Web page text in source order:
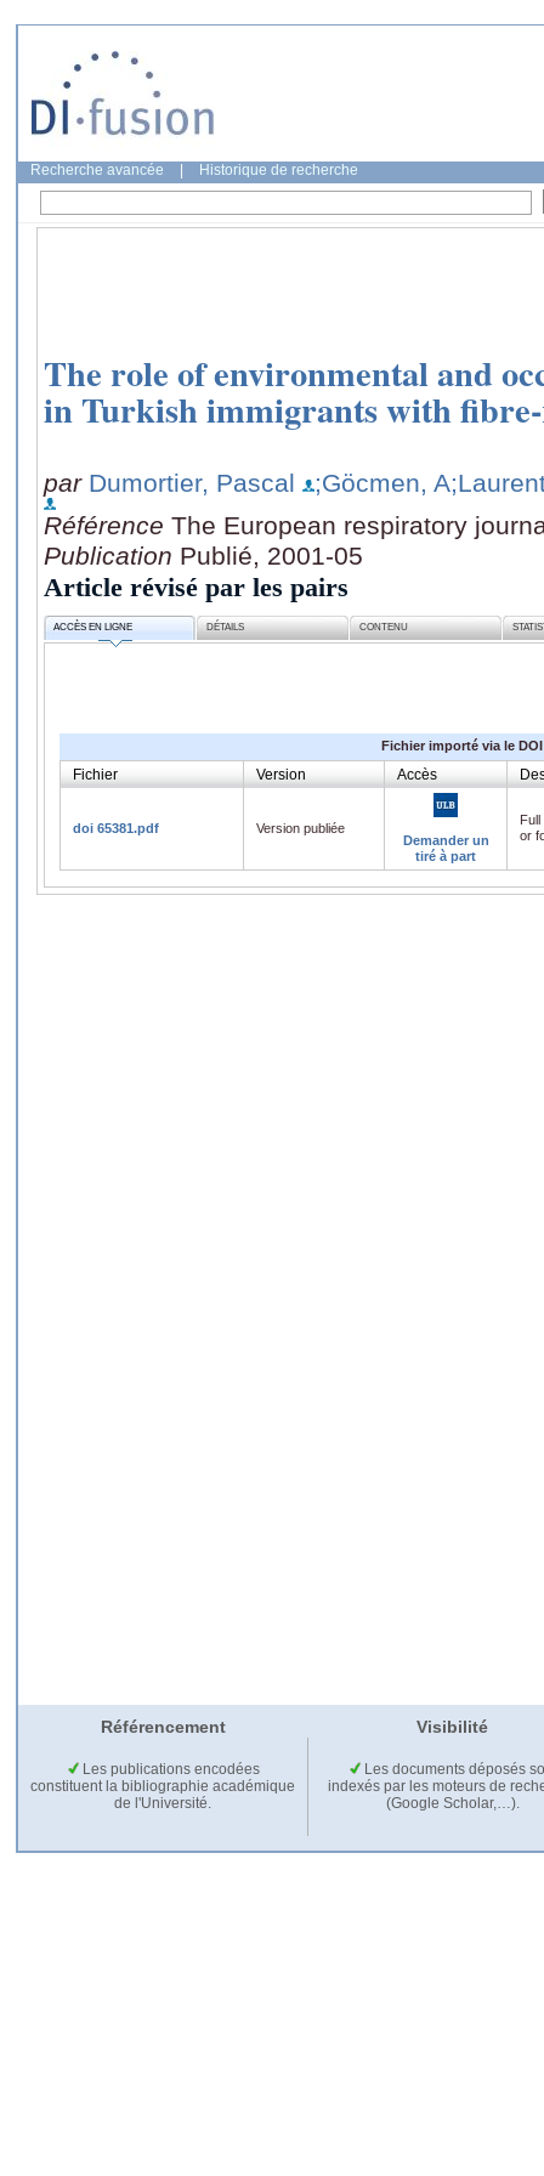
Recherche avancée Historique de recherche
The role of environmental and
in Turkish immigrants with fibre-
par Dumortier, Pascal ;Göcmen, A
Référence The European respiratory
Publication Publié, 2001-05
Article révisé par les pairs
ACCÈS EN LIGNE DÉTAILS CONTENU
Fichier importé via le DOI
Fichier Version Accès
doi 65381.pdf
Version publiée
Demander un
tiré à part
or
Référencement Visibilité
Les publications encodées
constituent la bibliographie académique
de l'Université.
Les documents déposés
indexés par les moteurs de
(Google Scholar,…).